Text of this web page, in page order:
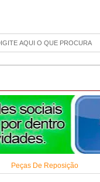
Peças De Reposição